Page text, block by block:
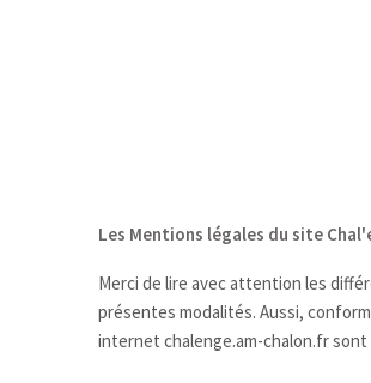
Les Mentions légales du site
Merci de lire avec attention les
présentes modalités. Aussi,
internet chalenge.am-chalon.fr sont